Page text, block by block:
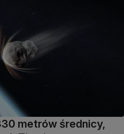
metrów średnicy,